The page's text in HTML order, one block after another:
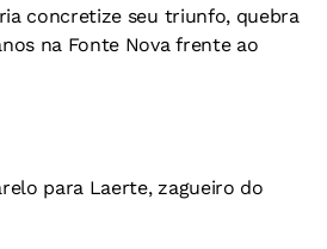
concretize seu triunfo, quebra
na Fonte Nova frente ao
para Laerte, zagueiro do